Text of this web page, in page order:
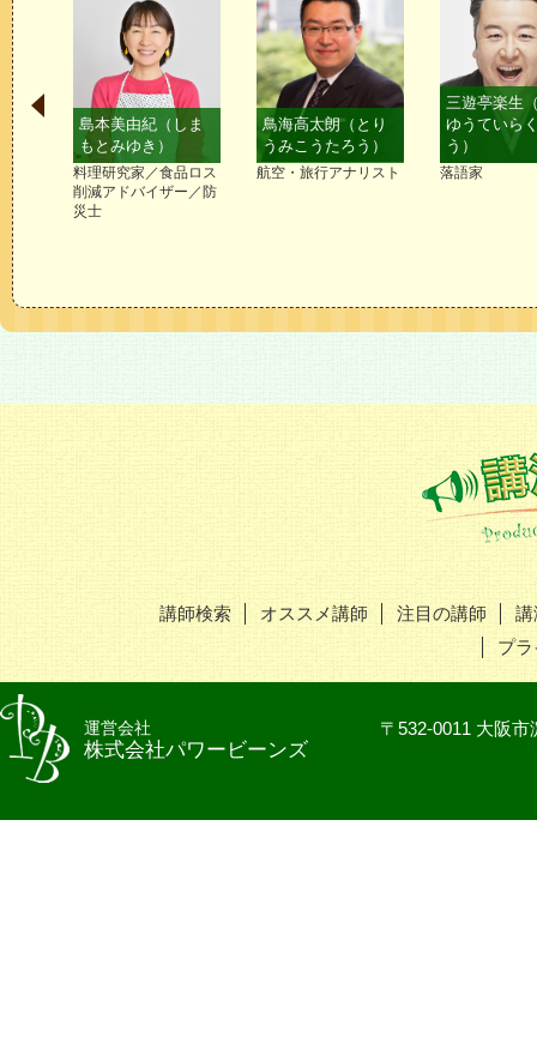
島本美由紀（しま
もとみゆき）
料理研究家／食品ロス
削減アドバイザー／防
災士
鳥海高太朗（とり
うみこうたろう）
航空・旅行アナリスト
三遊亭楽生
ゆうていら
う）
落語家
講師検索 オススメ講師 注目の講師
講
プ
運営会社
株式会社パワービーンズ
〒532-0011 大阪
候補リストを見る